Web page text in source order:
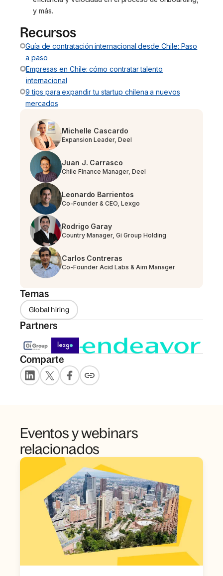
y más.
Recursos
Guía de contratación internacional desde Chile: Paso
a paso
Empresas en Chile: cómo contratar talento
internacional
9 tips para expandir tu startup chilena a nuevos
mercados
Michelle Cascardo
Expansion Leader, Deel
Juan J. Carrasco
Chile Finance Manager, Deel
Leonardo Barrientos
Co-Founder & CEO, Lexgo
Rodrigo Garay
Country Manager, Gi Group Holding
Carlos Contreras
Co-Founder Acid Labs & Aim Manager
Temas
Global hiring
Partners
Comparte
Eventos y webinars
relacionados